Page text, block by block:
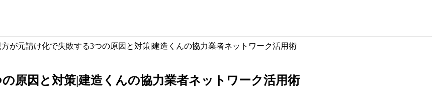
方が元請け化で失敗する3つの原因と対策|建造くんの協力業者ネットワーク活用術
原因と対策|建造くんの協力業者ネットワーク活用術